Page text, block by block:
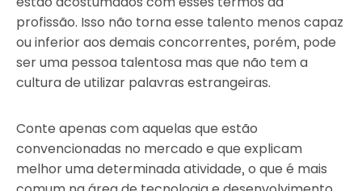
profissão. Isso não torna esse talento menos capaz
ou inferior aos demais concorrentes, porém, pode
ser uma pessoa talentosa mas que não tem a
cultura de utilizar palavras estrangeiras.
Conte apenas com aquelas que estão
convencionadas no mercado e que explicam
melhor uma determinada atividade, o que é mais